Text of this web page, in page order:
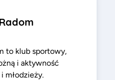
to klub sportowy,
i aktywność
młodzieży.